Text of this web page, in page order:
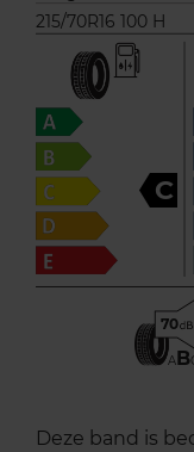
215/70R16 100 H
C
70
AB
Deze band is